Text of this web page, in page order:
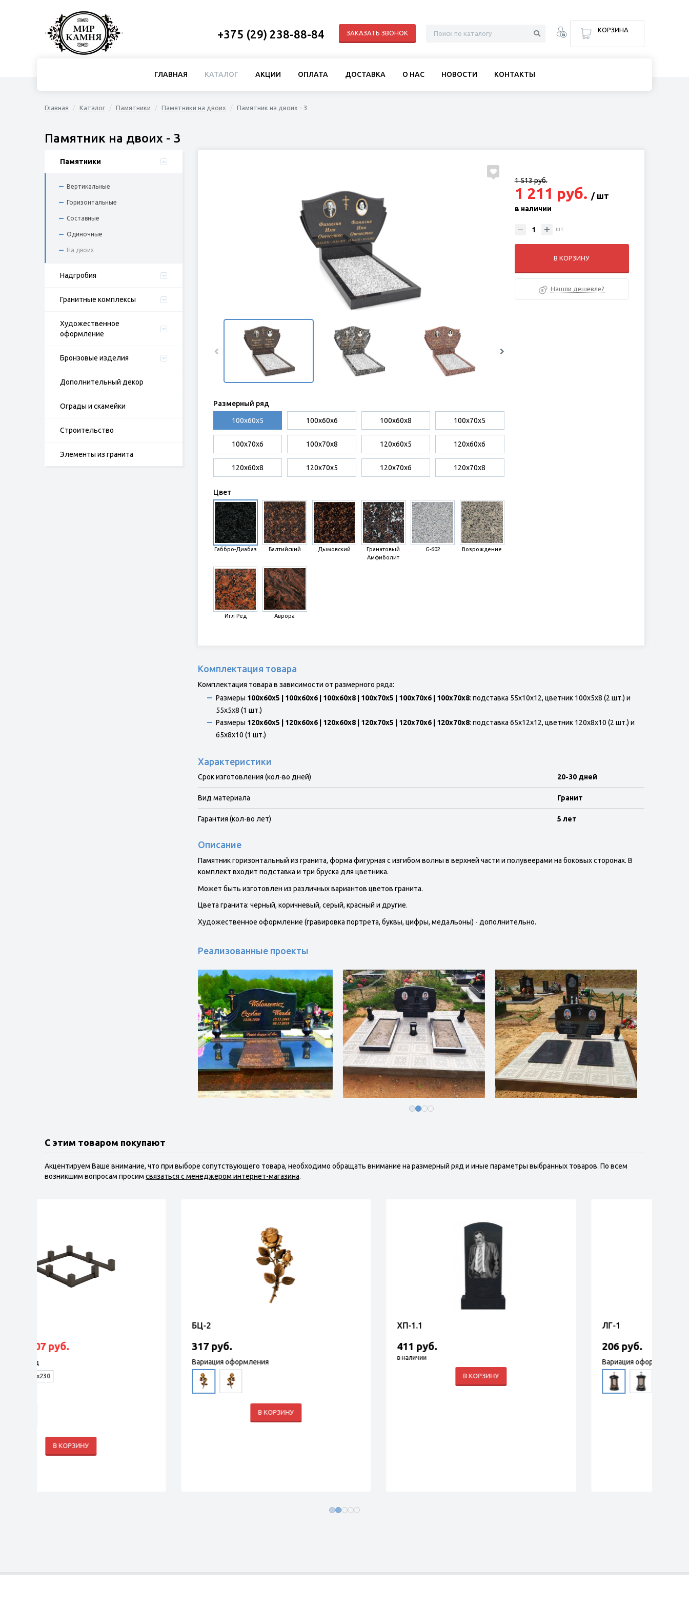
Главная Каталог Памятники Памятники на двоих Памятник на двоих - 3
Памятник на двоих - 3
Памятники
Вертикальные
Горизонтальные
Составные
Одиночные
На двоих
Надгробия
Гранитные комплексы
Художественное
оформление
Бронзовые изделия
Дополнительный декор
Ограды и скамейки
Строительство
Элементы из гранита
Размерный ряд
100х60х5 100х60х6 100х60х8 100х70х5
100х70х6 100х70х8 120х60х5 120х60х6
120х60х8 120х70х5 120х70х6 120х70х8
Цвет
Габбро-Диабаз Балтийский Дымовский
Гранатовый
Амфиболит
G-602 Возрождение
Игл Ред Аврора
1 513 руб.
1 211 руб. / шт
в наличии
шт
В КОРЗИНУ
Нашли дешевле?
Комплектация товара
Комплектация товара в зависимости от размерного ряда:
Размеры 100х60х5 | 100х60х6 | 100х60х8 | 100x70x5 | 100x70x6 | 100x70x8: подставка 55х10х12, цветник 100x5x8 (2 шт.) и
55x5x8 (1 шт.)
Размеры 120х60х5 | 120х60х6 | 120х60х8 | 120х70х5 | 120х70х6 | 120х70х8: подставка 65х12х12, цветник 120x8x10 (2 шт.) и
65x8x10 (1 шт.)
Характеристики
Срок изготовления (кол-во дней) 20-30 дней
Вид материала Гранит
Гарантия (кол-во лет) 5 лет
Описание
Памятник горизонтальный из гранита, форма фигурная с изгибом волны в верхней части и полувеерами на боковых сторонах. В
комплект входит подставка и три бруска для цветника.
Может быть изготовлен из различных вариантов цветов гранита.
Цвета гранита: черный, коричневый, серый, красный и другие.
Художественное оформление (гравировка портрета, буквы, цифры, медальоны) - дополнительно.
Реализованные проекты
С этим товаром покупают
Акцентируем Ваше внимание, что при выборе сопутствующего товара, необходимо обращать внимание на размерный ряд и иные параметры выбранных товаров. По всем
возникшим вопросам просим связаться с менеджером интернет-магазина.
411 руб.
Вариация оформления
+375 (29) 238-88-84 ЗАКАЗАТЬ ЗВОНОК КОРЗИНА
ГЛАВНАЯ КАТАЛОГ АКЦИИ ОПЛАТА ДОСТАВКА О НАС НОВОСТИ КОНТАКТЫ